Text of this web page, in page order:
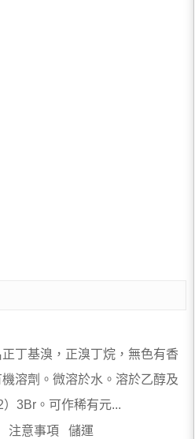
丁基溴，正溴丁烷，無色有香
溶劑。微溶於水。溶於乙醇及
3Br。可作稀有元...
注意事項 儲運